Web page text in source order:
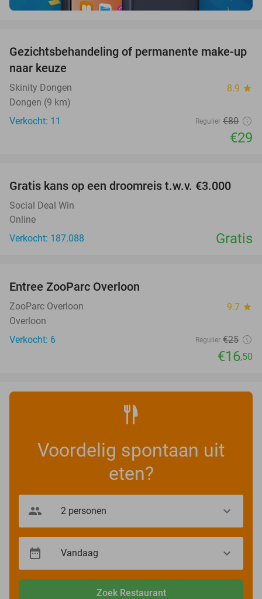
64%
Gezichtsbehandeling of permanente make-up
naar keuze
Skinity Dongen 8.9 star
Dongen (9 km)
Verkocht: 11
Regulier €80
€29
Gratis kans op een droomreis t.w.v. €3.000
Social Deal Win
Online
Verkocht: 187.088
Gratis
TODAY
Entree ZooParc Overloon
ZooParc Overloon 9.7 star
Overloon
Verkocht: 6
Regulier €25
€16,50
Voordelig spontaan uit
eten?
Zoek Restaurant